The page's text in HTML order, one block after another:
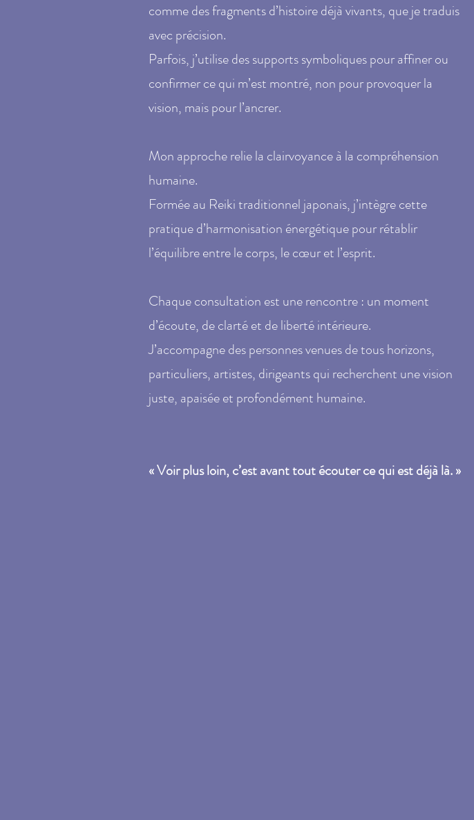
comme des fragments d’histoire déjà vivants, que je traduis
avec précision.
Parfois, j’utilise des supports symboliques pour affiner ou
confirmer ce qui m’est montré, non pour provoquer la
vision, mais pour l’ancrer.
Mon approche relie la clairvoyance à la compréhension
humaine.
Formée au Reiki traditionnel japonais, j’intègre cette
pratique d’harmonisation énergétique pour rétablir
l’équilibre entre le corps, le cœur et l’esprit.
Chaque consultation est une rencontre : un moment
d’écoute, de clarté et de liberté intérieure.
J’accompagne des personnes venues de tous horizons,
particuliers, artistes, dirigeants qui recherchent une vision
juste, apaisée et profondément humaine.
« Voir plus loin, c’est avant tout écouter ce qui est déjà là. »